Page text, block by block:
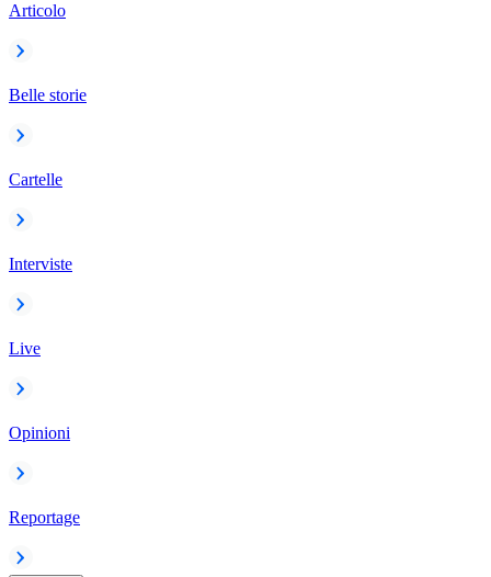
Articolo
Belle storie
Cartelle
Interviste
Live
Opinioni
Reportage